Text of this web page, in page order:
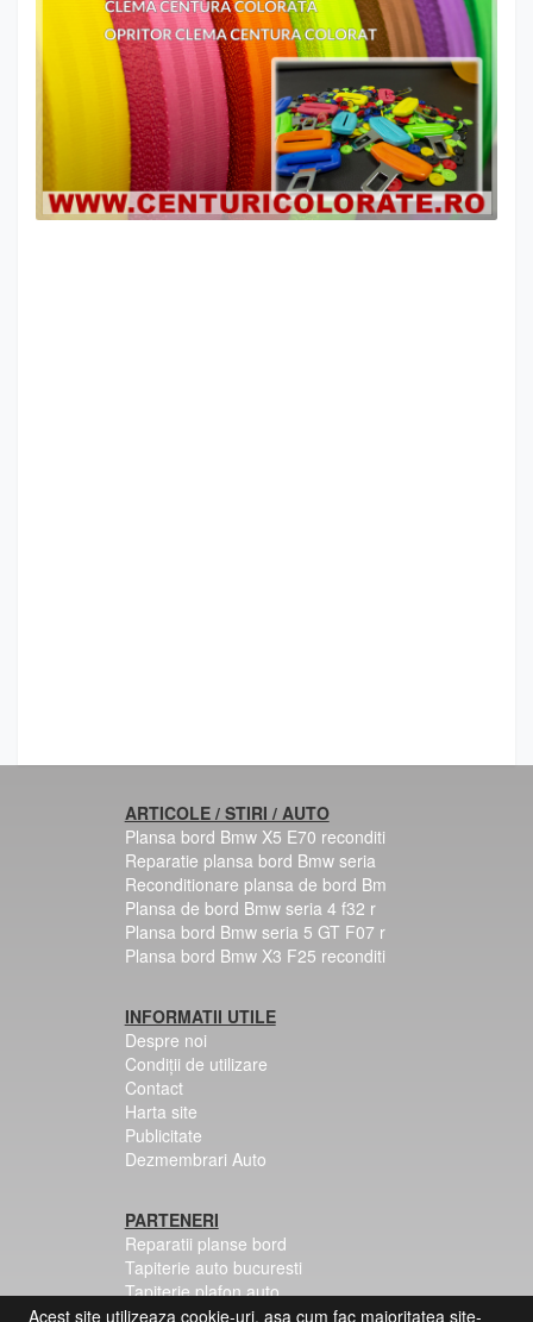
ARTICOLE / STIRI / AUTO
Plansa bord Bmw X5 E70 reconditi
Reparatie plansa bord Bmw seria
Reconditionare plansa de bord Bm
Plansa de bord Bmw seria 4 f32 r
Plansa bord Bmw seria 5 GT F07 r
Plansa bord Bmw X3 F25 reconditi
INFORMATII UTILE
Despre noi
Condiții de utilizare
Contact
Harta site
Publicitate
Dezmembrari Auto
PARTENERI
Reparatii planse bord
Tapiterie auto bucuresti
Tapiterie plafon auto
Centuri siguranta colorate
Acest site utilizeaza cookie-uri, asa cum fac majoritatea site-